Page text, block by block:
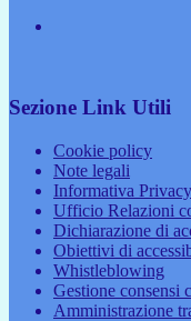
Sezione Link Utili
Cookie policy
Note legali
Informativa Privacy
Ufficio Relazioni
Dichiarazione di
Obiettivi di
Whistleblowing
Gestione consensi
Amministrazione